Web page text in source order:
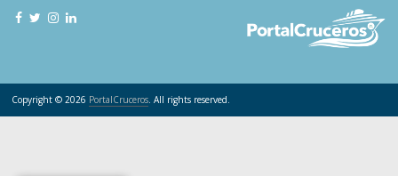
Copyright © 2026 PortalCruceros. All rights reserved.